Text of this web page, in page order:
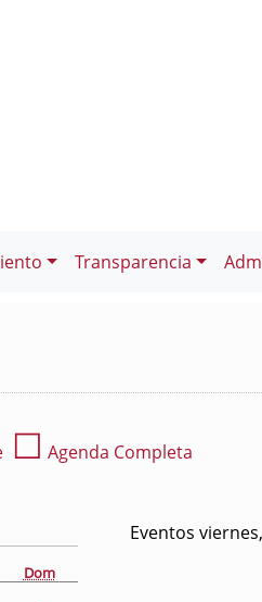
Transparencia
☐ Agenda Completa
Dom
Eventos